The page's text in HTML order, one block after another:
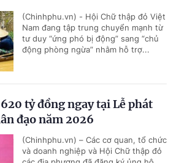
(Chinhphu.vn) - Hội Chữ thập đỏ Việt
Nam đang tập trung chuyển mạnh từ
tư duy “ứng phó bị động” sang “chủ
động phòng ngừa” nhằm hỗ trợ...
tỷ đồng ngay tại Lễ phát
đạo năm 2026
(Chinhphu.vn) – Các cơ quan, tổ chức
và doanh nghiệp và Hội Chữ thập đỏ